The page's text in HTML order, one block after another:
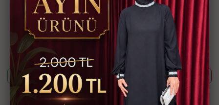
Ürün Kodu
MDM1418-100
Bu ürünün siparişini sizin yerinize Müşteri Hizmetleri veya WhatsApp
ekibimizin oluşturmasını isterseniz yukarıda yazan Ürün Kodu'nu
aşağıdaki butonlara tıkladıktan sonra ekibimizle görüştüğünüzde
paylaşabilirsiniz.
Whatsapp ile Sipariş
Telefon ile Sipariş